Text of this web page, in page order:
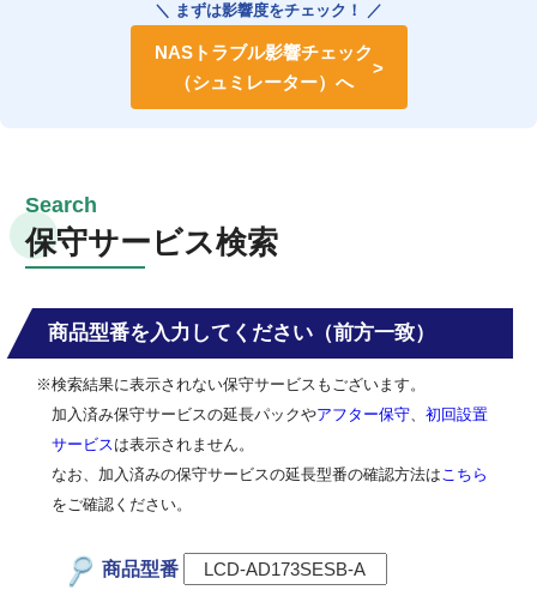
＼ まずは影響度をチェック！ ／
NASトラブル影響チェック
（シュミレーター）へ
保守サービス検索
商品型番を入力してください（前方一致）
※検索結果に表示されない保守サービスもございます。
加入済み保守サービスの延長パックやアフター保守
初回設置
サービス は表示されません。
なお、加入済みの保守サービスの延長型番の確認方法は こちら
をご確認ください。
商品型番